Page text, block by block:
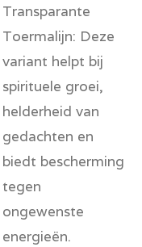
Transparante
Toermalijn: Deze
variant helpt bij
spirituele groei,
helderheid van
gedachten en
biedt bescherming
tegen
ongewenste
energieën.